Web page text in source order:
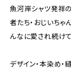
魚河岸シャツ発祥
者たち・おじいちゃ
んなに愛され続けて
デザイン・本染め